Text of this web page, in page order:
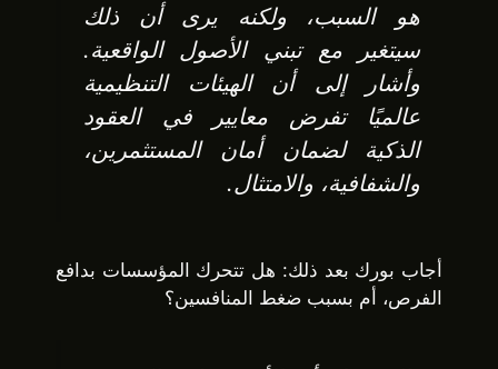
هو السبب، ولكنه يرى أن ذلك
سيتغير مع تبني الأصول الواقعية.
وأشار إلى أن الهيئات التنظيمية
عالميًا تفرض معايير في العقود
الذكية لضمان أمان المستثمرين،
والشفافية، والامتثال.
أجاب بورك بعد ذلك: هل تتحرك المؤسسات بدافع
الفرص، أم بسبب ضغط المنافسين؟